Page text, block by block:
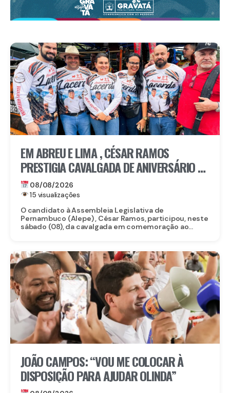
EM ABREU E LIMA , CÉSAR RAMOS
PRESTIGIA CAVALGADA DE ANIVERSÁRIO DE
LACERDA
08/08/2026
15 visualizações
O candidato à Assembleia Legislativa de
Pernambuco (Alepe) , César Ramos, participou, neste
sábado (08), da cavalgada em comemoração ao...
JOÃO CAMPOS: “VOU ME COLOCAR À
DISPOSIÇÃO PARA AJUDAR OLINDA”